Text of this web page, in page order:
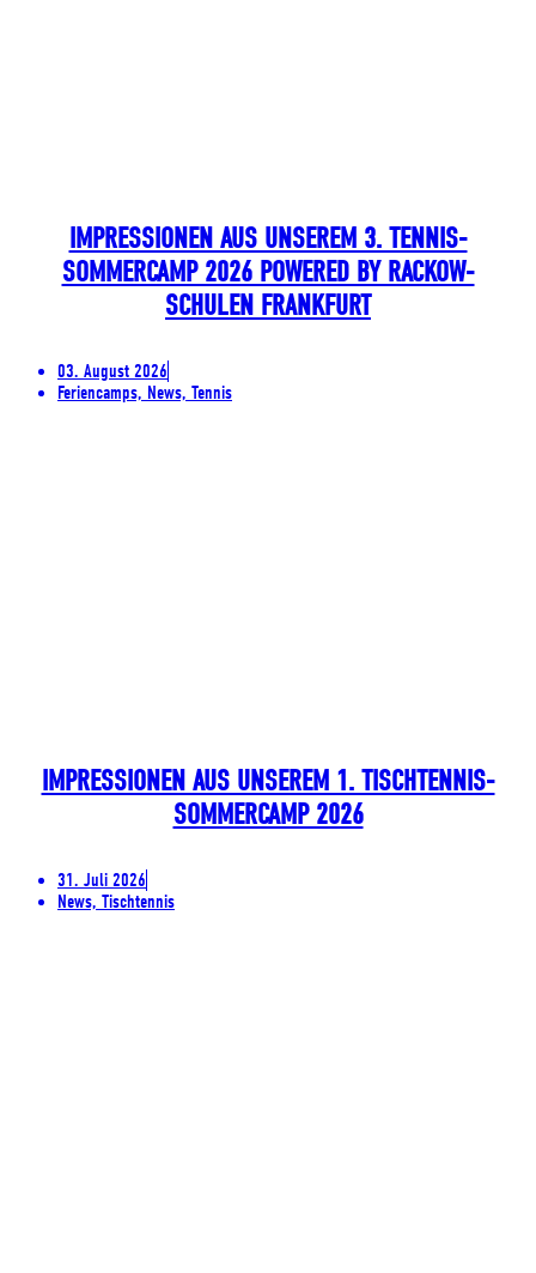
IMPRESSIONEN AUS UNSEREM 3. TENNIS-
SOMMERCAMP 2026 POWERED BY RACKOW-
SCHULEN FRANKFURT
03. August 2026
Feriencamps, News, Tennis
IMPRESSIONEN AUS UNSEREM 1. TISCHTENNIS-
SOMMERCAMP 2026
31. Juli 2026
News, Tischtennis